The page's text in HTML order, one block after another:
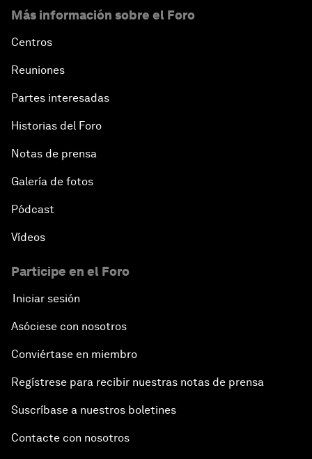
Más información sobre el Foro
Centros
Reuniones
Partes interesadas
Historias del Foro
Notas de prensa
Galería de fotos
Pódcast
Vídeos
Participe en el Foro
Iniciar sesión
Asóciese con nosotros
Conviértase en miembro
Regístrese para recibir nuestras notas de prensa
Suscríbase a nuestros boletines
Contacte con nosotros